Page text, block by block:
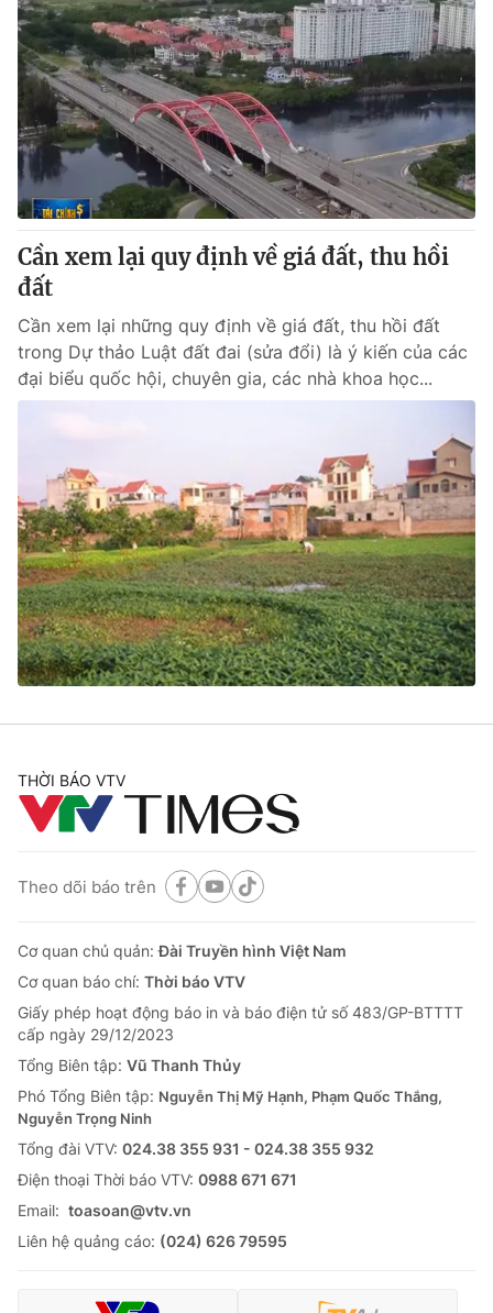
Cần xem lại quy định về giá đất, thu hồi
đất
Cần xem lại những quy định về giá đất, thu hồi đất
trong Dự thảo Luật đất đai (sửa đổi) là ý kiến của các
đại biểu quốc hội, chuyên gia, các nhà khoa học...
THỜI BÁO VTV
Theo dõi báo trên
Cơ quan chủ quản:Đài Truyền hình Việt Nam
Cơ quan báo chí: Thời báo VTV
Giấy phép hoạt động báo in và báo điện tử số 483/GP-BTTTT
cấp ngày 29/12/2023
Tổng Biên tập: Vũ Thanh Thủy
Phó Tổng Biên tập: Nguyễn Thị Mỹ Hạnh, Phạm Quốc Thắng,
Nguyễn Trọng Ninh
Tổng đài VTV: 024.38 355 931 - 024.38 355 932
Ðiện thoại Thời báo VTV: 0988 671 671
Email: toasoan@vtv.vn
Liên hệ quảng cáo: (024) 626 79595